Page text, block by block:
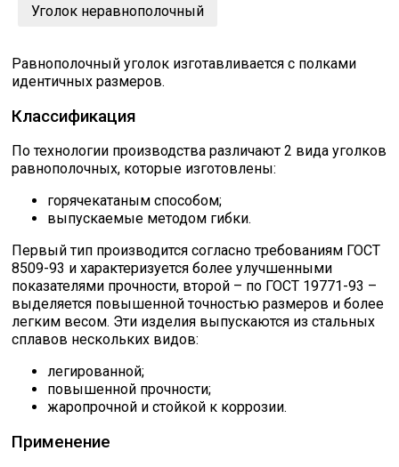
Уголок
Балка
Полоса
Квадрат стальной
Труба профильная
Швеллер
Катанка
Профлист
Уголок неравнополочный
Сбросить настройки фильтра
Ок
Равнополочный уголок изготавливается с полками
идентичных размеров.
Классификация
По технологии производства различают 2 вида уголков
равнополочных, которые изготовлены:
горячекатаным способом;
выпускаемые методом гибки.
Первый тип производится согласно требованиям ГОСТ
8509-93 и характеризуется более улучшенными
показателями прочности, второй – по ГОСТ 19771-93 –
выделяется повышенной точностью размеров и более
легким весом. Эти изделия выпускаются из стальных
сплавов нескольких видов:
легированной;
повышенной прочности;
жаропрочной и стойкой к коррозии.
Применение